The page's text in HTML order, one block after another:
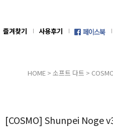
즐겨찾기 사용후기
HOME > 소프트 다트 >
[COSMO] Shunpei Noge